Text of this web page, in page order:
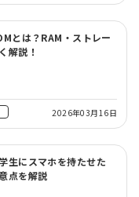
とは？RAM・ストレー
解説！
2026年03月16日
生にスマホを持たせた
点を解説